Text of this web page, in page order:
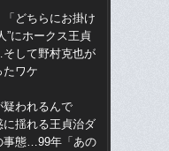
「どちらにお掛け
”にホークス王貞
して野村克也が
たワケ
疑われるんで
揺れる王貞治ダ
事態…99年「あの